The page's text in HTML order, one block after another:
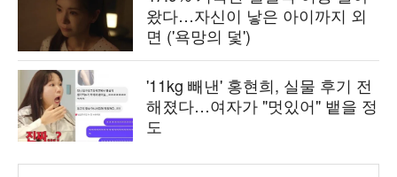
왔다…자신이 낳은 아이까지 외
면 ('욕망의 덫')
'11kg 빼낸' 홍현희, 실물 후기 전
해졌다…여자가 "멋있어" 뱉을 정
도